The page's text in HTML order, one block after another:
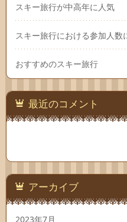
スキー旅行が中高年に人気
スキー旅行における参加人数
おすすめのスキー旅行
最近のコメント
アーカイブ
2023年7月